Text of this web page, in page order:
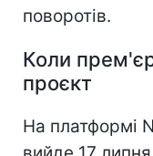
поворотів.
Коли
проєкт
На платформі